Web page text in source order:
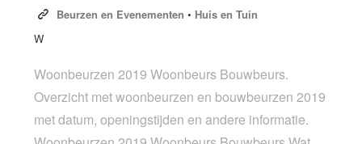
Beurzen en Evenementen • Huis en Tuin
W
Woonbeurzen 2019 Woonbeurs Bouwbeurs.
Overzicht met woonbeurzen en bouwbeurzen 2019
met datum, openingstijden en andere informatie.